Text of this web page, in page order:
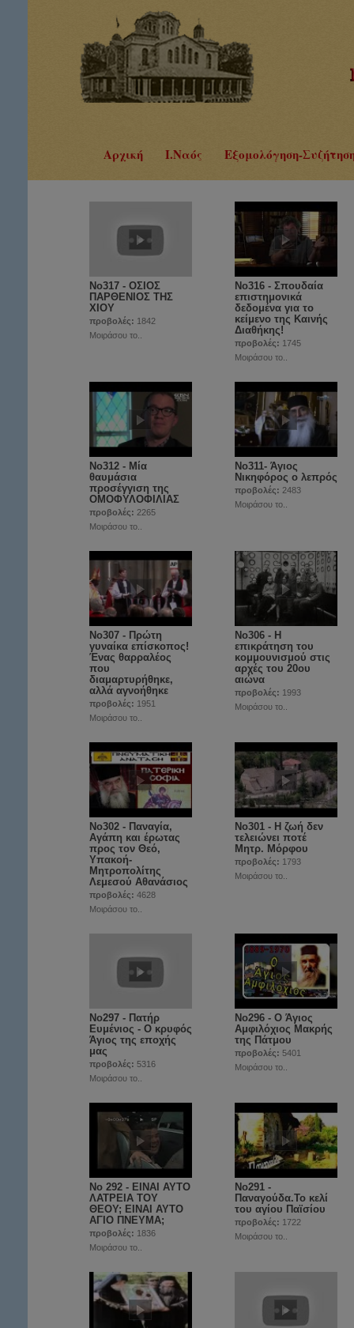
Αρχική Ι.Ναός Εξομολόγηση-
No317 - ΟΣΙΟΣ
ΠΑΡΘΕΝΙΟΣ ΤΗΣ
ΧΙΟΥ
προβολές: 1842
Μοιράσου το..
Νο316 - Σπουδαία
επιστημονικά
δεδομένα για το
κείμενο της Καινής
Διαθήκης!
προβολές: 1745
Μοιράσου το..
No312 - Μία
θαυμάσια
προσέγγιση της
ΟΜΟΦΥΛΟΦΙΛΙΑΣ
προβολές: 2265
Μοιράσου το..
Νο311- Άγιος
Νικηφόρος ο λεπρός
προβολές: 2483
Μοιράσου το..
No307 - Πρώτη
γυναίκα επίσκοπος!
Ένας θαρραλέος
που
διαμαρτυρήθηκε,
αλλά αγνοήθηκε
προβολές: 1951
Μοιράσου το..
No306 - Η
επικράτηση του
κομμουνισμού στις
αρχές του 20ου
αιώνα
προβολές: 1993
Μοιράσου το..
No302 - Παναγία,
Αγάπη και έρωτας
προς τον Θεό,
Υπακοή-
Μητροπολίτης
Λεμεσού Αθανάσιος
προβολές: 4628
Μοιράσου το..
No301 - Η ζωή δεν
τελειώνει ποτέ
Μητρ. Μόρφου
προβολές: 1793
Μοιράσου το..
No297 - Πατήρ
Ευμένιος - Ο κρυφός
Άγιος της εποχής
μας
προβολές: 5316
Μοιράσου το..
Νο296 - Ο Άγιος
Αμφιλόχιος Μακρής
της Πάτμου
προβολές: 5401
Μοιράσου το..
No 292 - ΕΙΝΑΙ ΑΥΤΟ
ΛΑΤΡΕΙΑ ΤΟΥ
ΘΕΟΥ; ΕΙΝΑΙ ΑΥΤΟ
ΑΓΙΟ ΠΝΕΥΜΑ;
προβολές: 1836
Μοιράσου το..
No291 -
Παναγούδα.Το κελί
του αγίου Παϊσίου
προβολές: 1722
Μοιράσου το..